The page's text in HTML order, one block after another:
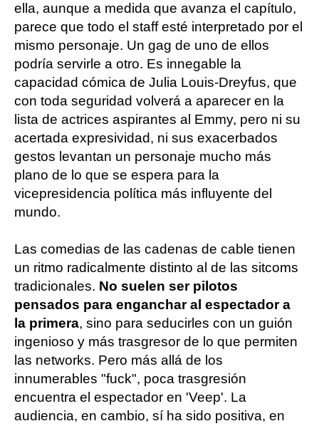
ella, aunque a medida que avanza el capítulo,
parece que todo el staff esté interpretado por el
mismo personaje. Un gag de uno de ellos
podría servirle a otro. Es innegable la
capacidad cómica de Julia Louis-Dreyfus, que
con toda seguridad volverá a aparecer en la
lista de actrices aspirantes al Emmy, pero ni su
acertada expresividad, ni sus exacerbados
gestos levantan un personaje mucho más
plano de lo que se espera para la
vicepresidencia política más influyente del
mundo.
Las comedias de las cadenas de cable tienen
un ritmo radicalmente distinto al de las sitcoms
tradicionales. No suelen ser pilotos
pensados para enganchar al espectador a
la primera, sino para seducirles con un guión
ingenioso y más trasgresor de lo que permiten
las networks. Pero más allá de los
innumerables "fuck", poca trasgresión
encuentra el espectador en 'Veep'. La
audiencia, en cambio, sí ha sido positiva, en